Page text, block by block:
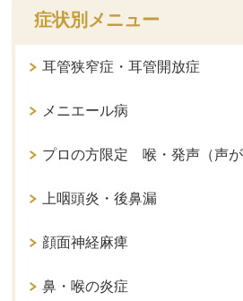
症状別メニュー
耳管狭窄症・耳管開放症
メニエール病
プロの方限定 喉・発声（声が
上咽頭炎・後鼻漏
顔面神経麻痺
鼻・喉の炎症